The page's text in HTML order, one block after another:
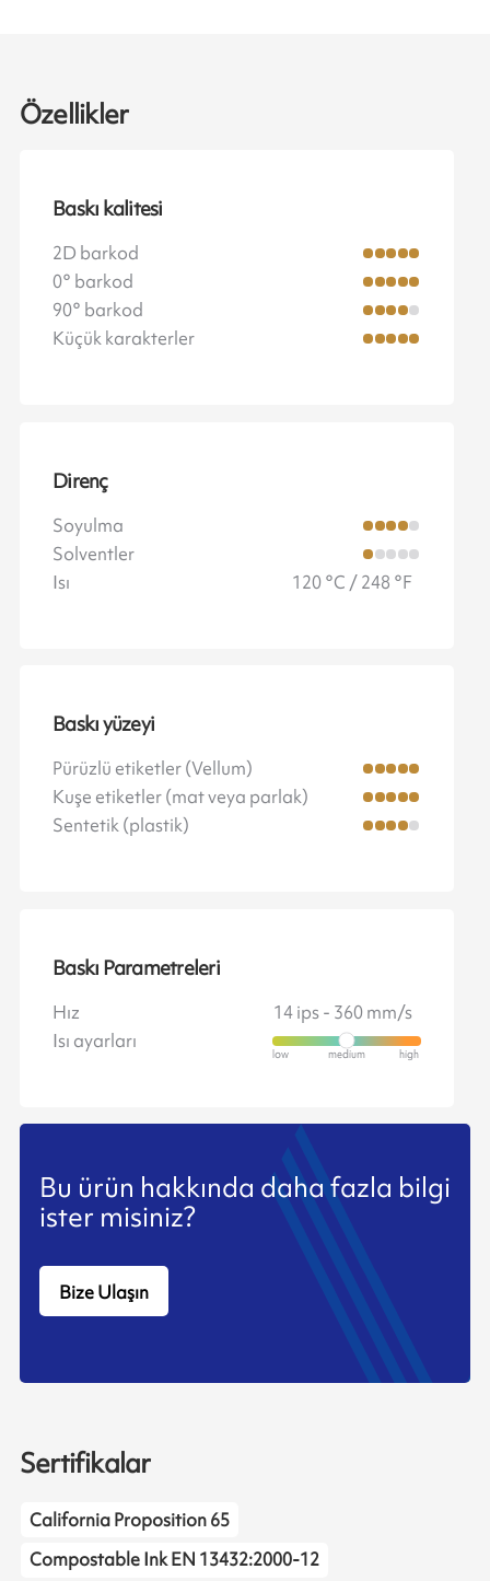
Özellikler
Baskı kalitesi
2D barkod
0° barkod
90° barkod
Küçük karakterler
Direnç
Soyulma
Solventler
Isı
120 °C / 248 °F
Baskı yüzeyi
Pürüzlü etiketler (Vellum)
Kuşe etiketler (mat veya parlak)
Sentetik (plastik)
Baskı Parametreleri
Hız
14 ips - 360 mm/s
Isı ayarları
Bu ürün hakkında daha fazla bilgi
ister misiniz?
Bize Ulaşın
Sertifikalar
California Proposition 65
Compostable Ink EN 13432:2000-12